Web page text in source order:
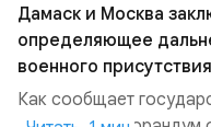
Дамаск и Москва
определяющее
военного
Как сообщает